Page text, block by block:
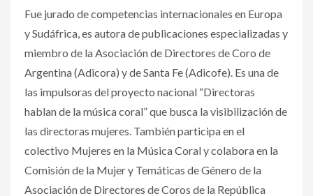
Fue jurado de competencias internacionales en Europa
y Sudáfrica, es autora de publicaciones especializadas y
miembro de la Asociación de Directores de Coro de
Argentina (Adicora) y de Santa Fe (Adicofe). Es una de
las impulsoras del proyecto nacional “Directoras
hablan de la música coral” que busca la visibilización de
las directoras mujeres. También participa en el
colectivo Mujeres en la Música Coral y colabora en la
Comisión de la Mujer y Temáticas de Género de la
Asociación de Directores de Coros de la República